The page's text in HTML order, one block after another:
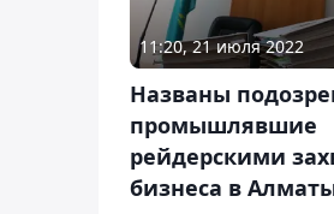
11:20, 21 июля 2022
Названы
промышлявшие
рейдерскими
бизнеса в